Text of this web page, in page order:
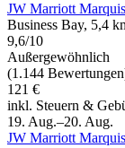
JW Marriott
Business Bay, 5,4
9,6/10
Außergewöhnlich
(1.144
121 €
inkl. Steuern &
19. Aug.–20. Aug.
JW Marriott